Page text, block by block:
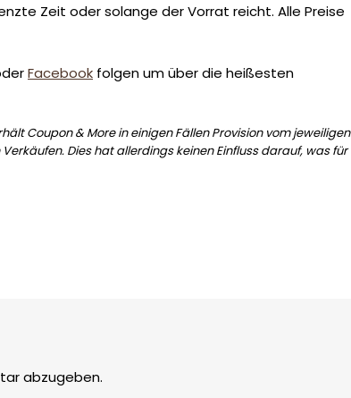
Zeit oder solange der Vorrat reicht. Alle Preise
Facebook folgen um über die heißesten
Coupon & More in einigen Fällen Provision vom jeweiligen
Dies hat allerdings keinen Einfluss darauf, was für
abzugeben.